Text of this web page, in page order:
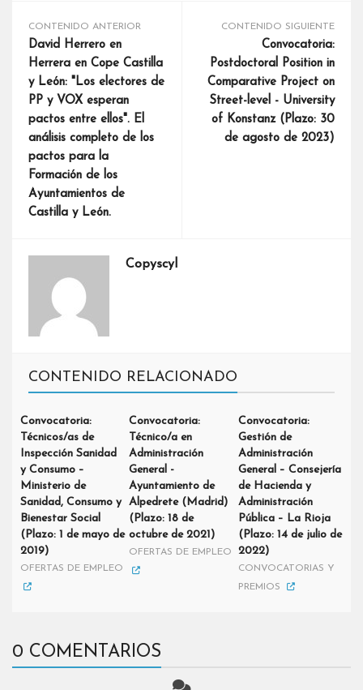
CONTENIDO ANTERIOR
David Herrero en
Herrera en Cope Castilla
y León: "Los electores de
PP y VOX esperan
pactos entre ellos". El
análisis completo de los
pactos para la
Formación de los
Ayuntamientos de
Castilla y León.
CONTENIDO SIGUIENTE
Convocatoria:
Postdoctoral Position in
Comparative Project on
Street-level - University
of Konstanz (Plazo: 30
de agosto de 2023)
Copyscyl
CONTENIDO RELACIONADO
Convocatoria:
Técnicos/as de
Inspección Sanidad
y Consumo –
Ministerio de
Sanidad, Consumo y
Bienestar Social
(Plazo: 1 de mayo de
2019)
OFERTAS DE EMPLEO
Convocatoria:
Técnico/a en
Administración
General -
Ayuntamiento de
Alpedrete (Madrid)
(Plazo: 18 de
octubre de 2021)
OFERTAS DE EMPLEO
Convocatoria:
Gestión de
Administración
General – Consejería
de Hacienda y
Administración
Pública – La Rioja
(Plazo: 14 de julio de
2022)
CONVOCATORIAS Y
PREMIOS
0 COMENTARIOS